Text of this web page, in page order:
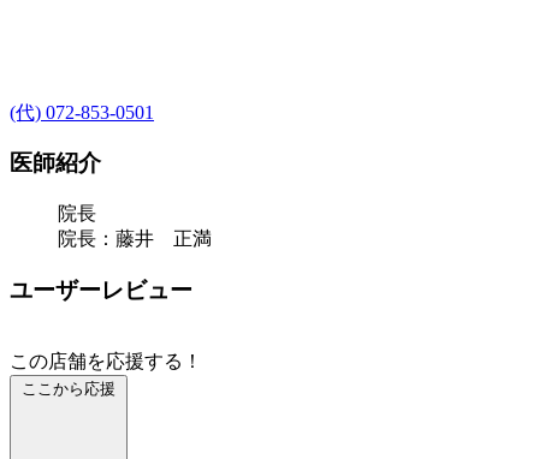
(代) 072-853-0501
医師紹介
院長
院長：藤井 正満
ユーザーレビュー
この店舗を応援する！
ここから応援